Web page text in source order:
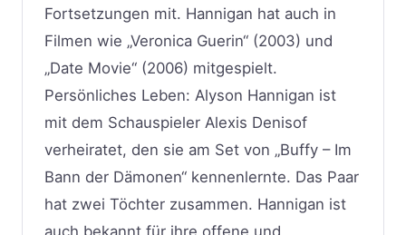
Fortsetzungen mit. Hannigan hat auch in
Filmen wie „Veronica Guerin“ (2003) und
„Date Movie“ (2006) mitgespielt.
Persönliches Leben: Alyson Hannigan ist
mit dem Schauspieler Alexis Denisof
verheiratet, den sie am Set von „Buffy – Im
Bann der Dämonen“ kennenlernte. Das Paar
hat zwei Töchter zusammen. Hannigan ist